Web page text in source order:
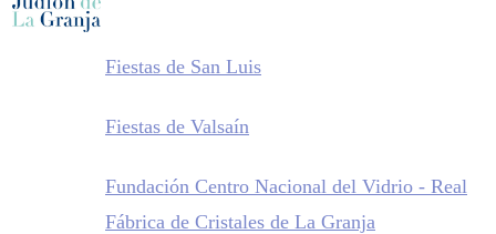
Fiestas de San Luis
Fiestas de Valsaín
Fundación Centro Nacional del Vidrio - Real
Fábrica de Cristales de La Granja